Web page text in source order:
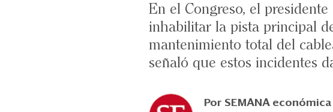
En el Congreso, el presidente
inhabilitar la pista principal
mantenimiento total del
señaló que estos incidentes
Por SEMANA económica